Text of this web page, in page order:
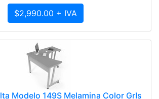
$2,990.00 + IVA
Modelo 149S Melamina Color GrIs